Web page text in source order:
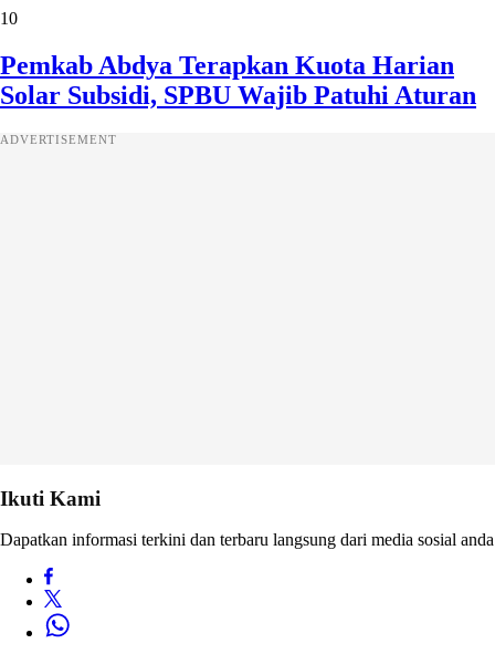
10
Pemkab Abdya Terapkan Kuota Harian
Solar Subsidi, SPBU Wajib Patuhi Aturan
ADVERTISEMENT
Ikuti Kami
Dapatkan informasi terkini dan terbaru langsung dari media sosial anda